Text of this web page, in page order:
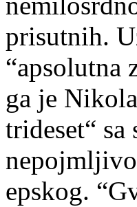
prisutnih.
“apsolutna
ga je
trideset“
epskog.